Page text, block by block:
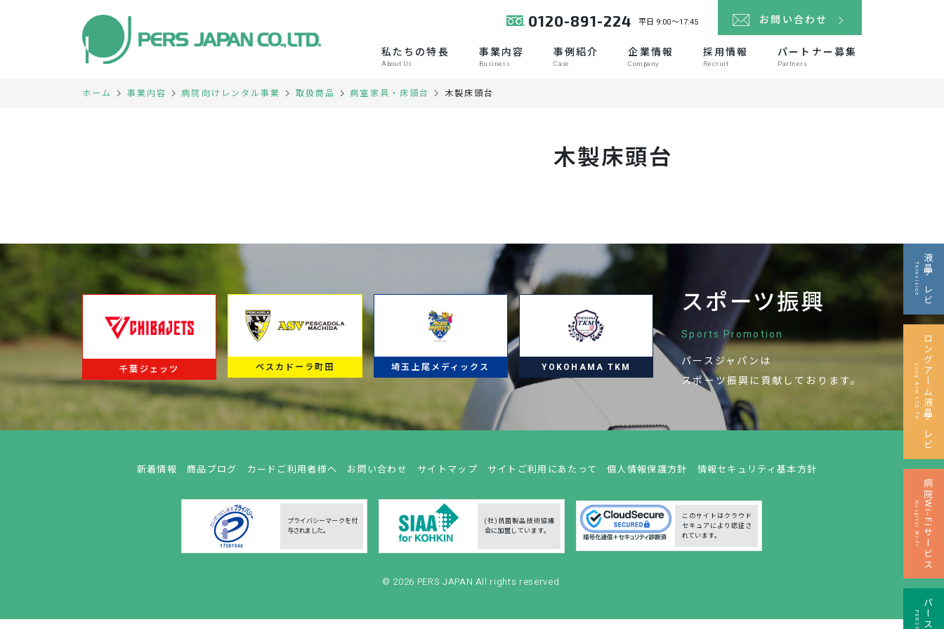
私たちの特長
About Us
事業内容
Business
事例紹介
Case
企業情報
Company
採用情報
Recruit
パートナー募集
Partners
0120-891-224 平日 9:00～17:45 お問い合わせ
ホーム 事業内容 病院向けレンタル事業 取扱商品 病室家具・床頭台 木製床頭台
木製床頭台
スポーツ振興
Sports Promotion
パースジャパンは
スポーツ振興に貢献しております。
千葉ジェッツ ペスカドーラ町田 埼玉上尾メディックス YOKOHAMA TKM
新着情報 商品ブログ カードご利用者様へ お問い合わせ サイトマップ サイトご利用にあたって 個人情報保護方針 情報セキュリティ基本方針
プライバシーマークを付
与されました。
(社)抗菌製品技術協議
会に加盟しています。
このサイトはクラウド
セキュアにより認証さ
れています。
© 2026 PERS JAPAN All rights reserved.
液晶テレビ
Television
ロングアーム液晶テレビ
Long Arm LCD TV
病院Wi-Fiサービス
Hospital Wi-Fi